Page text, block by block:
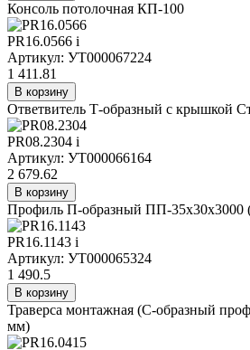
Консоль потолочная КП-100
PR16.0566 i
Артикул: УТ000067224
1 411.81
В корзину
Ответвитель Т-образный с крышкой
PR08.2304 i
Артикул: УТ000066164
2 679.62
В корзину
Профиль П-образный ПП-35х30х3000
PR16.1143 i
Артикул: УТ000065324
1 490.5
В корзину
Траверса монтажная (C-образный
мм)